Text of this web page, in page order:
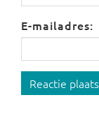
E-mailadres:
Reactie